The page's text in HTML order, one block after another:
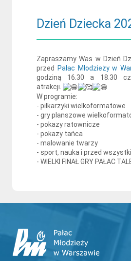
Dzień Dziecka
Zapraszamy Was w Dzień
przed
Pałac Młodzieży w
godziną 16.30 a 18.30
atrakcji.
W programie:
- piłkarzyki wielkoformatowe
- gry planszowe
- pokazy ratownicze
- pokazy tańca
- malowanie twarzy
- sport, nauka i przed
- WIELKI FINAŁ GRY PAŁAC